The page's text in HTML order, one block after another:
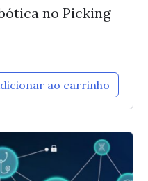
no Picking
ao carrinho